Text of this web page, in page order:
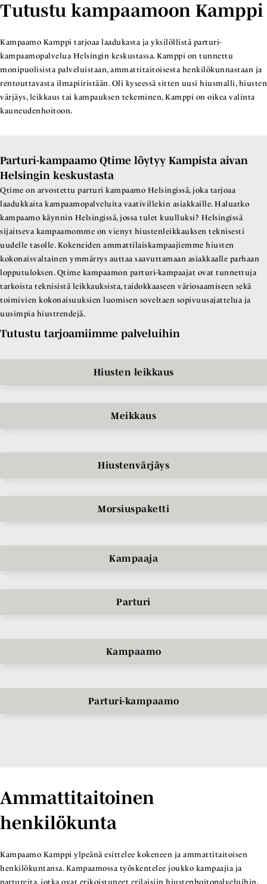
Tutustu kampaamoon Kamppi
Kampaamo Kamppi tarjoaa laadukasta ja yksilöllistä parturi-
kampaamopalvelua Helsingin keskustassa. Kamppi on tunnettu
monipuolisista palveluistaan, ammattitaitoisesta henkilökunnastaan ja
rentouttavasta ilmapiiristään. Oli kyseessä sitten uusi hiusmalli, hiusten
värjäys, leikkaus tai kampauksen tekeminen, Kamppi on oikea valinta
kauneudenhoitoon.
Parturi-kampaamo Qtime löytyy Kampista aivan
Helsingin keskustasta
Qtime on arvostettu parturi kampaamo Helsingissä, joka tarjoaa
laadukkaita kampaamopalveluita vaativillekin asiakkaille. Haluatko
kampaamo käynnin Helsingissä, jossa tulet kuulluksi? Helsingissä
sijaitseva kampaamomme on vienyt hiustenleikkauksen teknisesti
uudelle tasolle. Kokeneiden ammattilaiskampaajiemme hiusten
kokonaisvaltainen ymmärrys auttaa saavuttamaan asiakkaalle parhaan
lopputuloksen. Qtime kampaamon parturi-kampaajat ovat tunnettuja
tarkoista teknisistä leikkauksista, taidokkaaseen väriosaamiseen sekä
toimivien kokonaisuuksien luomisen soveltaen sopivuusajattelua ja
uusimpia hiustrendejä.
Tutustu tarjoamiimme palveluihin
Hiusten leikkaus
Meikkaus
Hiustenvärjäys
Morsiuspaketti
Kampaaja
Parturi
Kampaamo
Parturi-kampaamo
Ammattitaitoinen
henkilökunta
Kampaamo Kamppi ylpeänä esittelee kokeneen ja ammattitaitoisen
henkilökuntansa. Kampaamossa työskentelee joukko kampaajia ja
partureita, jotka ovat erikoistuneet erilaisiin hiustenhoitopalveluihin.